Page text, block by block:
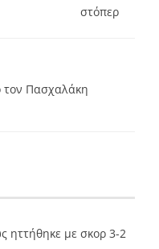
στόπερ
Πασχαλάκη
με σκορ 3-2